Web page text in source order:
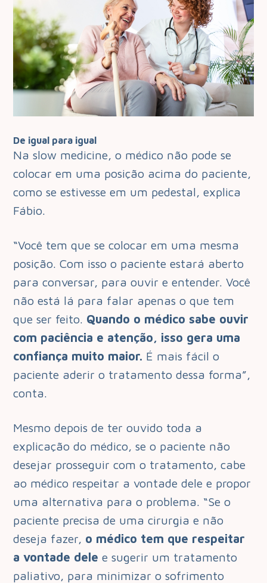
De igual para igual
Na slow medicine, o médico não pode se
colocar em uma posição acima do paciente,
como se estivesse em um pedestal, explica
Fábio.
“Você tem que se colocar em uma mesma
posição. Com isso o paciente estará aberto
para conversar, para ouvir e entender. Você
não está lá para falar apenas o que tem
que ser feito. Quando o médico sabe ouvir
com paciência e atenção, isso gera uma
confiança muito maior. É mais fácil o
paciente aderir o tratamento dessa forma”,
conta.
Mesmo depois de ter ouvido toda a
explicação do médico, se o paciente não
desejar prosseguir com o tratamento, cabe
ao médico respeitar a vontade dele e propor
uma alternativa para o problema. “Se o
paciente precisa de uma cirurgia e não
deseja fazer, o médico tem que respeitar
a vontade delee sugerir um tratamento
paliativo, para minimizar o sofrimento